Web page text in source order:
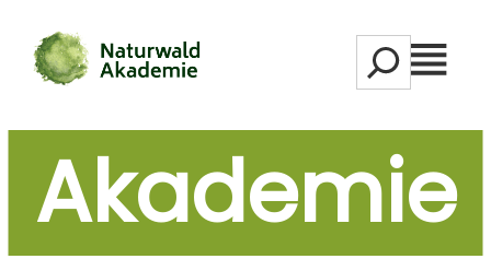
Inhalt
springen
r
c
n
Akademie